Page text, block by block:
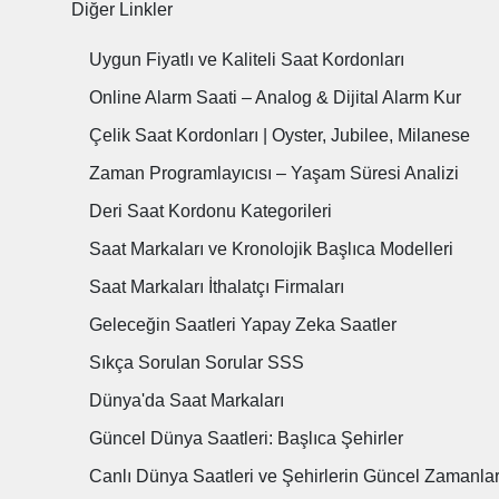
Diğer Linkler
Uygun Fiyatlı ve Kaliteli Saat Kordonları
Online Alarm Saati – Analog & Dijital Alarm Kur
Çelik Saat Kordonları | Oyster, Jubilee, Milanese
Zaman Programlayıcısı – Yaşam Süresi Analizi
Deri Saat Kordonu Kategorileri
Saat Markaları ve Kronolojik Başlıca Modelleri
Saat Markaları İthalatçı Firmaları
Geleceğin Saatleri Yapay Zeka Saatler
Sıkça Sorulan Sorular SSS
Dünya'da Saat Markaları
Güncel Dünya Saatleri: Başlıca Şehirler
Canlı Dünya Saatleri ve Şehirlerin Güncel Zamanlar